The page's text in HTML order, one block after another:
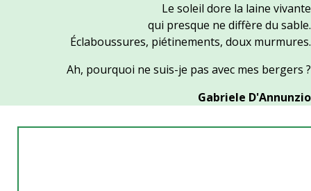
Le soleil dore la laine vivante
qui presque ne diffère du sable.
Éclaboussures, piétinements, doux murmures.
Ah, pourquoi ne suis-je pas avec mes bergers ?
Gabriele D'Annunzio